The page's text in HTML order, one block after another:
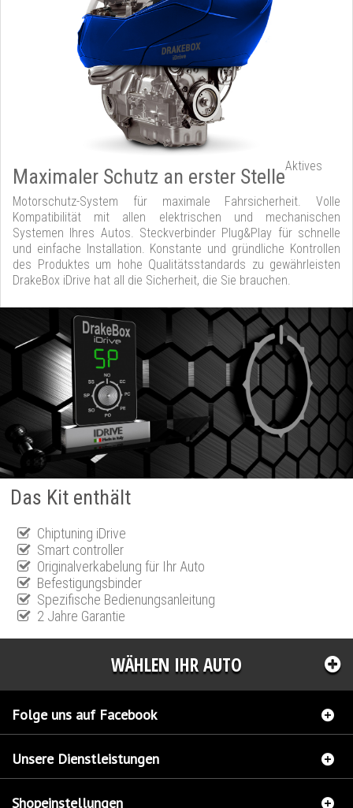
Maximaler Schutz an erster StelleAktives
Motorschutz-System für maximale Fahrsicherheit. Volle
Kompatibilität mit allen elektrischen und mechanischen
Systemen Ihres Autos. Steckverbinder Plug&Play für schnelle
und einfache Installation. Konstante und gründliche Kontrollen
des Produktes um hohe Qualitätsstandards zu gewährleisten
DrakeBox iDrive hat all die Sicherheit, die Sie brauchen.
Das Kit enthält
Chiptuning iDrive
Smart controller
Originalverkabelung für Ihr Auto
Befestigungsbinder
Spezifische Bedienungsanleitung
2 Jahre Garantie
WÄHLEN IHR AUTO
Folge uns auf Facebook
Unsere Dienstleistungen
Shopeinstellungen